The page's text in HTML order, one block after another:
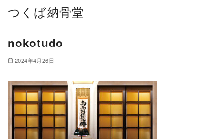
つくば納骨堂
nokotudo
2024年4月26日